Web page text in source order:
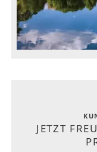
JETZT